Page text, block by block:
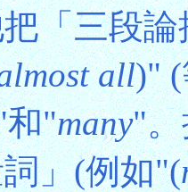
「三段
all)"
"many"。
」(例如"(